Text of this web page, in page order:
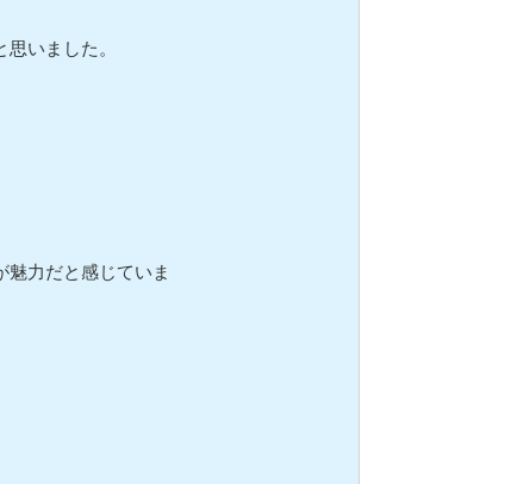
いました。
魅力だと感じていま